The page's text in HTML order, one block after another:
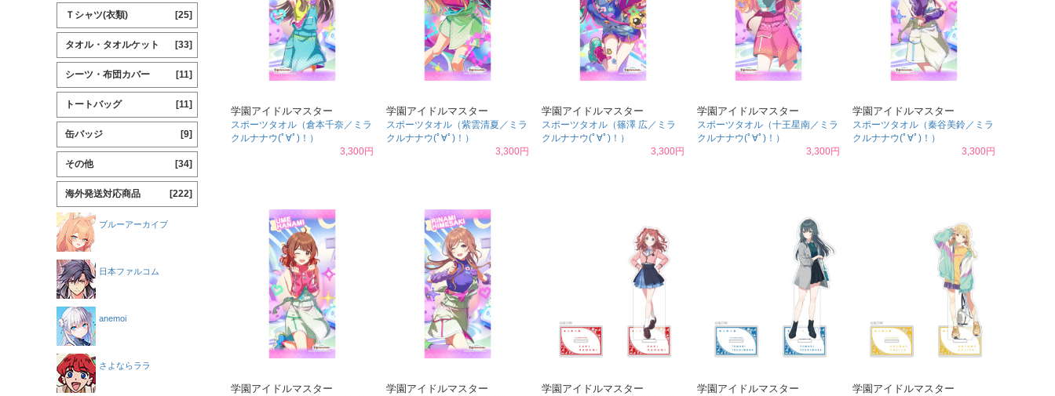
学園アイドルマスター
スポーツタオル（倉本千奈／ミラ
クルナナウ(ﾟ∀ﾟ)！）
3,300円
学園アイドルマスター
スポーツタオル（紫雲清夏／ミラ
クルナナウ(ﾟ∀ﾟ)！）
3,300円
学園アイドルマスター
スポーツタオル（篠澤 広／ミラ
クルナナウ(ﾟ∀ﾟ)！）
3,300円
学園アイドルマスター
スポーツタオル（十王星南／ミラ
クルナナウ(ﾟ∀ﾟ)！）
3,300円
学園アイドルマスター
スポーツタオル（秦谷美鈴／ミラ
クルナナウ(ﾟ∀ﾟ)！）
3,300円
学園アイドルマスター 学園アイドルマスター 学園アイドルマスター 学園アイドルマスター 学園アイドルマスター
Ｔシャツ(衣類) [25]
タオル・タオルケット [33]
シーツ・布団カバー [11]
トートバッグ [11]
缶バッジ [9]
その他 [34]
海外発送対応商品 [222]
ブルーアーカイブ
日本ファルコム
anemoi
さよならララ